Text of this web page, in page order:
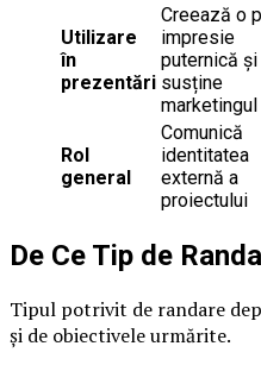
Utilizare
în
prezentări
Creează o
impresie
puternică și
susține
marketingul
Rol
general
Comunică
identitatea
externă a
proiectului
De Ce Tip de
Tipul potrivit de randare
și de obiectivele urmărite.